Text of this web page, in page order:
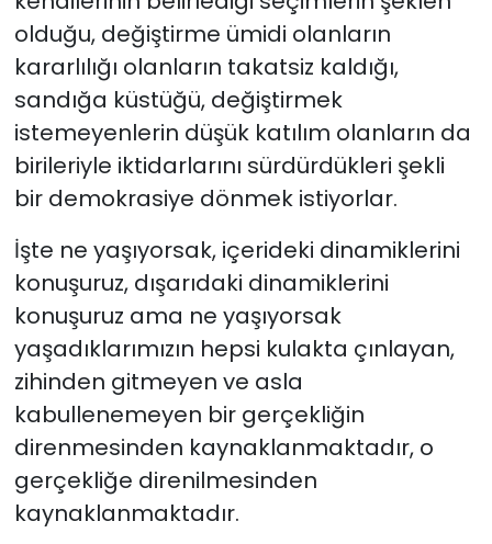
olduğu, değiştirme ümidi olanların
kararlılığı olanların takatsiz kaldığı,
sandığa küstüğü, değiştirmek
istemeyenlerin düşük katılım olanların da
birileriyle iktidarlarını sürdürdükleri şekli
bir demokrasiye dönmek istiyorlar.
İşte ne yaşıyorsak, içerideki dinamiklerini
konuşuruz, dışarıdaki dinamiklerini
konuşuruz ama ne yaşıyorsak
yaşadıklarımızın hepsi kulakta çınlayan,
zihinden gitmeyen ve asla
kabullenemeyen bir gerçekliğin
direnmesinden kaynaklanmaktadır, o
gerçekliğe direnilmesinden
kaynaklanmaktadır.